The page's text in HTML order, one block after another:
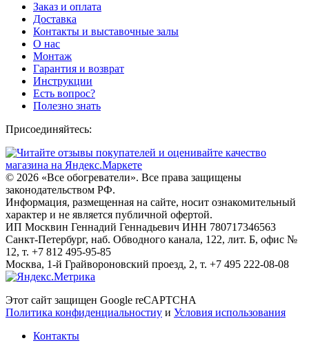
Заказ и оплата
Доставка
Контакты и выставочные залы
О нас
Монтаж
Гарантия и возврат
Инструкции
Есть вопрос?
Полезно знать
Присоединяйтесь:
© 2026 «Все обогреватели». Все права защищены
законодательством РФ.
Информация, размещенная на сайте, носит ознакомительный
характер и не является публичной офертой.
ИП Москвин Геннадий Геннадьевич ИНН 780717346563
Санкт-Петербург, наб. Обводного канала, 122, лит. Б, офис №
12, т. +7 812 495-95-85
Москва, 1-й Грайвороновский проезд, 2, т. +7 495 222-08-08
Этот сайт защищен Google reCAPTCHA
Политика конфиденциальностиy и Условия использования
Контакты